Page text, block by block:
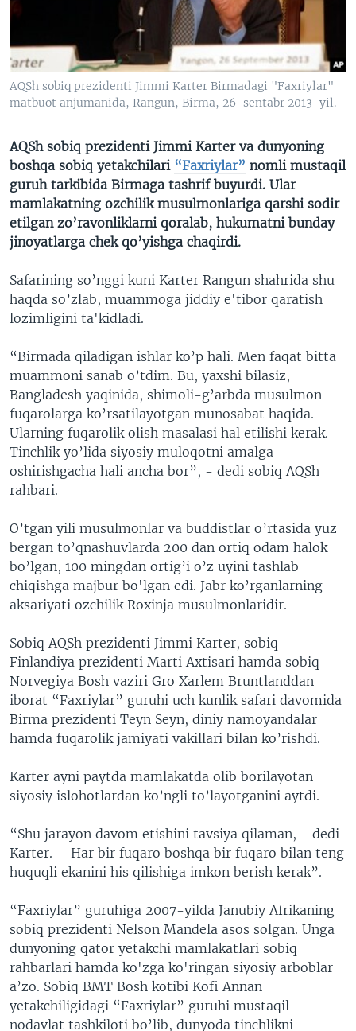
XABARLAR SURATLARDA
TELEGRAM
TWITTER
SOUNDCLOUD
VOA
AQSh sobiq prezidenti Jimmi Karter Birmadagi "Faxriylar"
matbuot anjumanida, Rangun, Birma, 26-sentabr 2013-yil.
AQSh sobiq prezidenti Jimmi Karter va dunyoning
boshqa sobiq yetakchilari “Faxriylar” nomli mustaqil
guruh tarkibida Birmaga tashrif buyurdi. Ular
mamlakatning ozchilik musulmonlariga qarshi sodir
etilgan zo’ravonliklarni qoralab, hukumatni bunday
jinoyatlarga chek qo’yishga chaqirdi.
Safarining so’nggi kuni Karter Rangun shahrida shu
haqda so’zlab, muammoga jiddiy e'tibor qaratish
lozimligini ta'kidladi.
“Birmada qiladigan ishlar ko’p hali. Men faqat bitta
muammoni sanab o’tdim. Bu, yaxshi bilasiz,
Bangladesh yaqinida, shimoli-g’arbda musulmon
fuqarolarga ko’rsatilayotgan munosabat haqida.
Ularning fuqarolik olish masalasi hal etilishi kerak.
Tinchlik yo’lida siyosiy muloqotni amalga
oshirishgacha hali ancha bor”, - dedi sobiq AQSh
rahbari.
O’tgan yili musulmonlar va buddistlar o’rtasida yuz
bergan to’qnashuvlarda 200 dan ortiq odam halok
bo’lgan, 100 mingdan ortig’i o’z uyini tashlab
chiqishga majbur bo'lgan edi. Jabr ko’rganlarning
aksariyati ozchilik Roxinja musulmonlaridir.
Sobiq AQSh prezidenti Jimmi Karter, sobiq
Finlandiya prezidenti Marti Axtisari hamda sobiq
Norvegiya Bosh vaziri Gro Xarlem Bruntlanddan
iborat “Faxriylar” guruhi uch kunlik safari davomida
Birma prezidenti Teyn Seyn, diniy namoyandalar
hamda fuqarolik jamiyati vakillari bilan ko’rishdi.
Karter ayni paytda mamlakatda olib borilayotan
siyosiy islohotlardan ko’ngli to’layotganini aytdi.
“Shu jarayon davom etishini tavsiya qilaman, - dedi
Karter. – Har bir fuqaro boshqa bir fuqaro bilan teng
huquqli ekanini his qilishiga imkon berish kerak”.
“Faxriylar” guruhiga 2007-yilda Janubiy Afrikaning
sobiq prezidenti Nelson Mandela asos solgan. Unga
dunyoning qator yetakchi mamlakatlari sobiq
rahbarlari hamda ko'zga ko'ringan siyosiy arboblar
a’zo. Sobiq BMT Bosh kotibi Kofi Annan
yetakchiligidagi “Faxriylar” guruhi mustaqil
nodavlat tashkiloti bo’lib, dunyoda tinchlikni